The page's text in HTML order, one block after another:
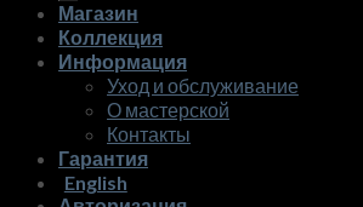
Магазин
Коллекция
Информация
Уход и обслуживание
О мастерской
Контакты
Гарантия
English